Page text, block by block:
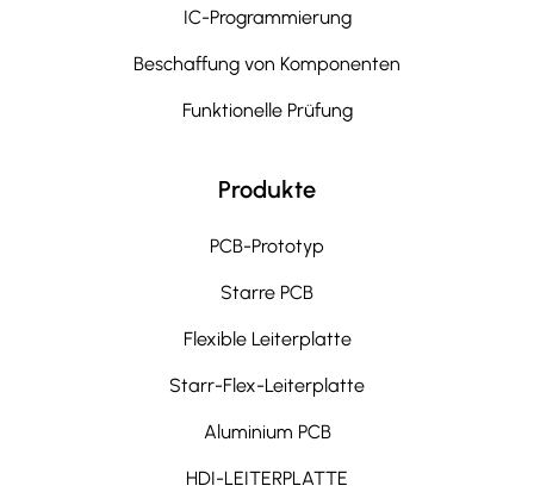
IC-Programmierung
Beschaffung von Komponenten
Funktionelle Prüfung
Produkte
PCB-Prototyp
Starre PCB
Flexible Leiterplatte
Starr-Flex-Leiterplatte
Aluminium PCB
HDI-LEITERPLATTE